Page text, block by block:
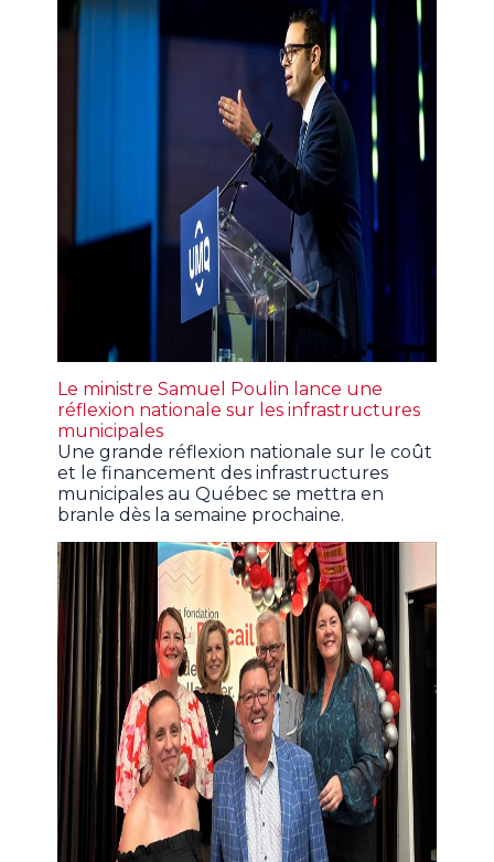
Le ministre Samuel Poulin lance une
réflexion nationale sur les infrastructures
municipales
Une grande réflexion nationale sur le coût
et le financement des infrastructures
municipales au Québec se mettra en
branle dès la semaine prochaine.